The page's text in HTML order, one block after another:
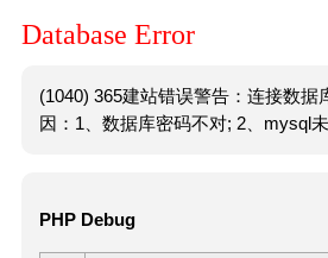
Database Error
(1040) 365建站错误警告：连接数据
因：1、数据库密码不对; 2、mysql未
PHP Debug